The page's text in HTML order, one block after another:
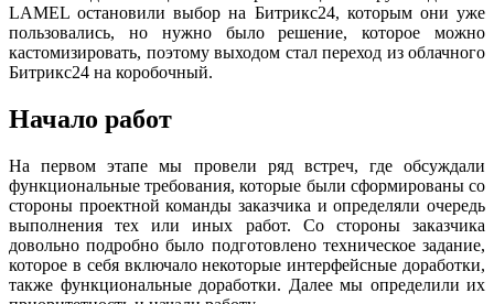
LAMEL остановили выбор на Битрикс24, которым они уже
пользовались, но нужно было решение, которое можно
кастомизировать, поэтому выходом стал переход из облачного
Битрикс24 на коробочный.
Начало работ
На первом этапе мы провели ряд встреч, где обсуждали
функциональные требования, которые были сформированы со
стороны проектной команды заказчика и определяли очередь
выполнения тех или иных работ. Со стороны заказчика
довольно подробно было подготовлено техническое задание,
которое в себя включало некоторые интерфейсные доработки,
также функциональные доработки. Далее мы определили их